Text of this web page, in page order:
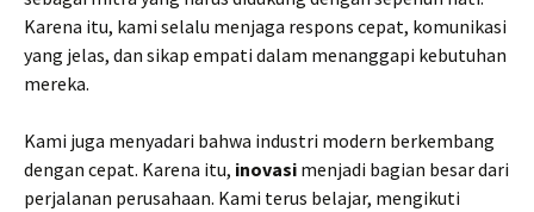
Karena itu, kami selalu menjaga respons cepat, komunikasi
yang jelas, dan sikap empati dalam menanggapi kebutuhan
mereka.
Kami juga menyadari bahwa industri modern berkembang
dengan cepat. Karena itu, inovasi menjadi bagian besar dari
perjalanan perusahaan. Kami terus belajar, mengikuti